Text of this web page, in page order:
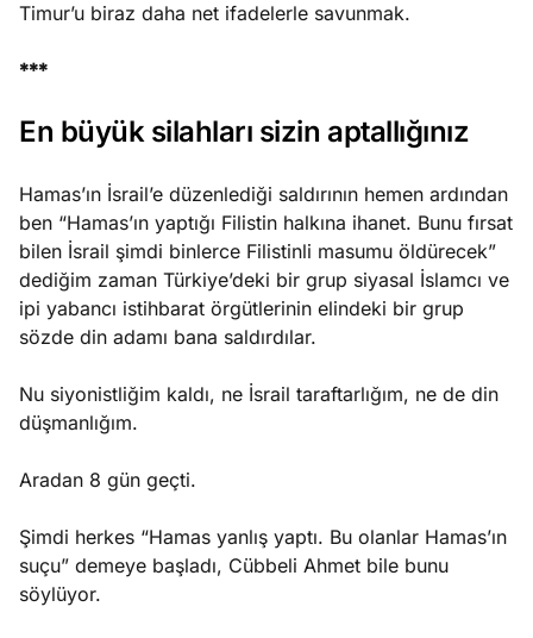
Timur’u biraz daha net ifadelerle savunmak.
***
En büyük silahları sizin aptallığınız
Hamas’ın İsrail’e düzenlediği saldırının hemen ardından
ben “Hamas’ın yaptığı Filistin halkına ihanet. Bunu fırsat
bilen İsrail şimdi binlerce Filistinli masumu öldürecek”
dediğim zaman Türkiye’deki bir grup siyasal İslamcı ve
ipi yabancı istihbarat örgütlerinin elindeki bir grup
sözde din adamı bana saldırdılar.
Nu siyonistliğim kaldı, ne İsrail taraftarlığım, ne de din
düşmanlığım.
Aradan 8 gün geçti.
Şimdi herkes “Hamas yanlış yaptı. Bu olanlar Hamas’ın
suçu” demeye başladı, Cübbeli Ahmet bile bunu
söylüyor.